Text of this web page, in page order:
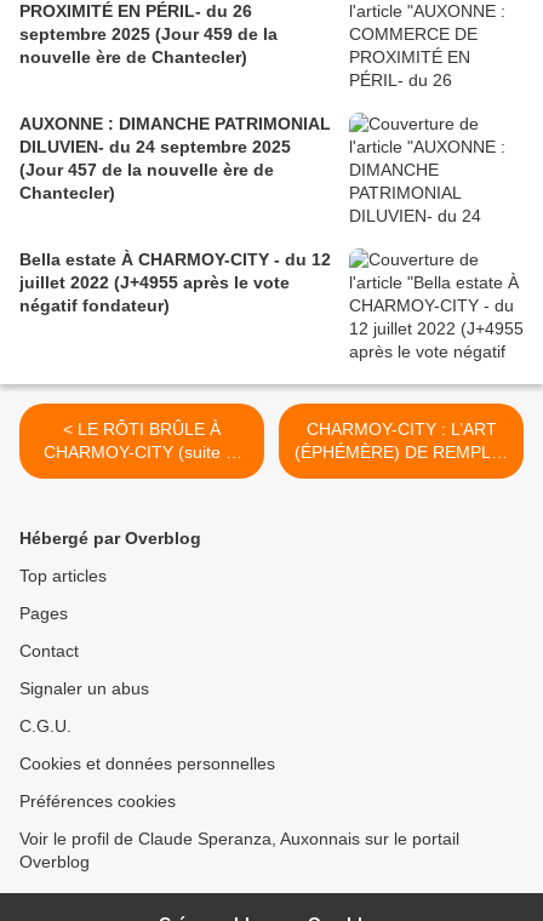
PROXIMITÉ EN PÉRIL- du 26
septembre 2025 (Jour 459 de la
nouvelle ère de Chantecler)
AUXONNE : DIMANCHE PATRIMONIAL
DILUVIEN- du 24 septembre 2025
(Jour 457 de la nouvelle ère de
Chantecler)
Bella estate À CHARMOY-CITY - du 12
juillet 2022 (J+4955 après le vote
négatif fondateur)
< LE RÔTI BRÛLE À
CHARMOY-CITY (suite et
fin) - du 6 août 2017
CHARMOY-CITY : L’ART
(ÉPHÉMÈRE) DE REMPLIR
LES VITRINES VIDES - du
Hébergé par Overblog
Top articles
Pages
Contact
Signaler un abus
C.G.U.
Cookies et données personnelles
Préférences cookies
Voir le profil de Claude Speranza, Auxonnais sur le portail
Overblog